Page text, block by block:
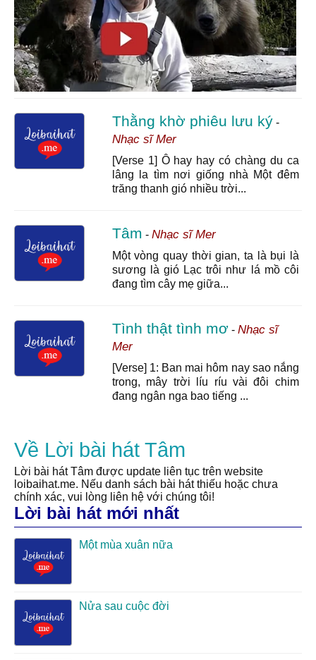
Thằng khờ phiêu lưu ký-
Nhạc sĩ Mer
[Verse 1] Ô hay hay có chàng du ca
lâng la tìm nơi giống nhà Một đêm
trăng thanh gió nhiều trời...
Tâm - Nhạc sĩ Mer
Một vòng quay thời gian, ta là bụi là
sương là gió Lạc trôi như lá mồ côi
đang tìm cây mẹ giữa...
Tình thật tình mơ- Nhạc sĩ
Mer
[Verse] 1: Ban mai hôm nay sao nắng
trong, mây trời líu ríu vài đôi chim
đang ngân nga bao tiếng ...
Về Lời bài hát Tâm
Lời bài hát Tâm được update liên tục trên website
loibaihat.me. Nếu danh sách bài hát thiếu hoặc chưa
chính xác, vui lòng liên hệ với chúng tôi!
Lời bài hát mới nhất
Một mùa xuân nữa
Nửa sau cuộc đời